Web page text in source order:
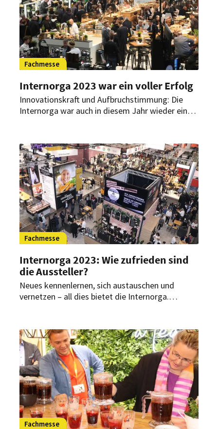
Fachmesse
Internorga 2023 war ein voller Erfolg
Innovationskraft und Aufbruchstimmung: Die
Internorga war auch in diesem Jahr wieder eine
Gastronomie sowie die Bäcker- und
Konditorenzunft kamen für die Top-Themen der
Branche in den Hamburger Messehallen
zusammen. Veranstalter und ausstellende
Unternehmen ziehen eine durchweg positive
Bilanz und zeigen sich begeistert.
Fachmesse
Internorga 2023: Wie zufrieden sind
die Aussteller?
Neues kennenlernen, sich austauschen und
vernetzen – all dies bietet die Internorga.
vorzustellen. Auch HOGAPAGE war vor Ort und
hat einige Aussteller befragt, wie zufrieden sie
mit dem Verlauf der Messe sind.
Fachmesse